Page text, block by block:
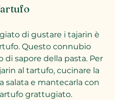
di gustare i tajarin è
Questo connubio
di sapore della pasta. Per
al tartufo, cucinare la
salata e mantecarla con
grattugiato.